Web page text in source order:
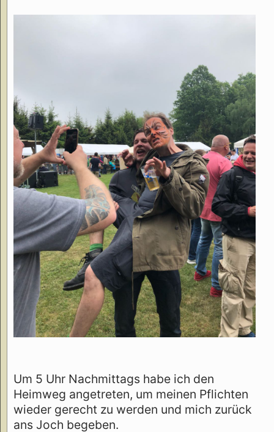
Um 5 Uhr Nachmittags habe ich den
Heimweg angetreten, um meinen Pflichten
wieder gerecht zu werden und mich zurück
ans Joch begeben.